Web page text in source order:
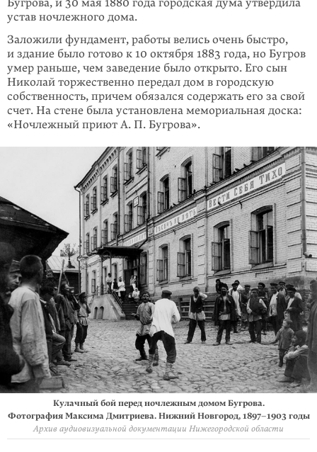
устав ночлежного дома.
Заложили фундамент, работы велись очень быстро,
и здание было готово к 10 октября 1883 года, но Бугров
умер раньше, чем заведение было открыто. Его сын
Николай торжественно передал дом в городскую
собственность, причем обязался содержать его за свой
счет. На стене была установлена мемориальная доска:
«Ночлежный приют А. П. Бугрова».
Кулачный бой перед ночлежным домом Бугрова.
Фотография Максима Дмитриева. Нижний Новгород, 1897–1903 годы
Архив аудиовизуальной документации Нижегородской области